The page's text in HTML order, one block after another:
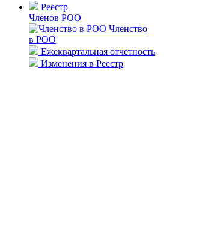
Реестр
Членов РОО
Членство
в РОО
Ежеквартальная отчетность
Изменения в Реестр